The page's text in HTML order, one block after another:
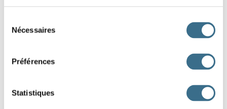
Nécessaires
Préférences
Statistiques
un boulanger
un artiste